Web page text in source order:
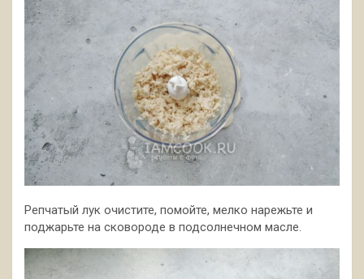
Репчатый лук очистите, помойте, мелко нарежьте и
поджарьте на сковороде в подсолнечном масле.